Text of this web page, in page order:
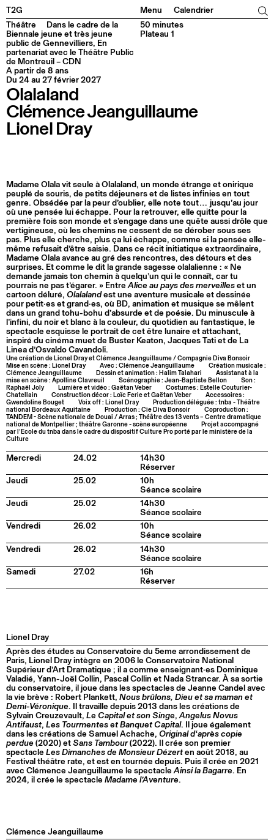
T2G Menu Calendrier
Facebook
Linkedin
Théâtre
Dans le cadre de la
Biennale jeune et très jeune
public de Gennevilliers, En
partenariat avec le Théâtre Public
de Montreuil – CDN
A partir de 8 ans
Du 24 au 27 février 2027
50 minutes
Plateau 1
Olalaland
Clémence Jeanguillaume
Lionel Dray
Madame Olala vit seule à Olalaland, un monde étrange et onirique
peuplé de souris, de petits déjeuners et de listes infinies en tout
genre. Obsédée par la peur d’oublier, elle note tout… jusqu’au jour
où une pensée lui échappe. Pour la retrouver, elle quitte pour la
première fois son monde et s’engage dans une quête aussi drôle que
vertigineuse, où les chemins ne cessent de se dérober sous ses
pas. Plus elle cherche, plus ça lui échappe, comme si la pensée elle-
même refusait d’être saisie. Dans ce récit initiatique extraordinaire,
Madame Olala avance au gré des rencontres, des détours et des
surprises. Et comme le dit la grande sagesse olalalienne : « Ne
demande jamais ton chemin à quelqu’un qui le connaît, car tu
pourrais ne pas t’égarer. » EntreAlice au pays des merveilles et un
cartoon déluré, Olalalandest une aventure musicale et dessinée
pour petit·es et grand·es, où BD, animation et musique se mêlent
dans un grand tohu-bohu d’absurde et de poésie. Du minuscule à
l’infini, du noir et blanc à la couleur, du quotidien au fantastique, le
spectacle esquisse le portrait de cet être lunaire et attachant,
inspiré du cinéma muet de Buster Keaton, Jacques Tati et de La
Linea d’Osvaldo Cavandoli.
Une création de Lionel Dray et Clémence Jeanguillaume / Compagnie Diva Bonsoir
Mise en scène : Lionel Dray
Avec : Clémence Jeanguillaume
Création musicale :
Clémence Jeanguillaume
Dessin et animation : Halim Talahari
Assistanat à la
mise en scène : Apolline Clavreuil
Scénographie : Jean-Baptiste Bellon
Son :
Raphaël Joly
Lumière et vidéo : Gaëtan Veber
Costumes : Estelle Couturier-
Chatellain
Construction décor : Loïc Ferie et Gaëtan Veber
Accessoires :
Gwendoline Bouget
Voix off : Lionel Dray
Production déléguée : tnba - Théâtre
national Bordeaux Aquitaine
Production : Cie Diva Bonsoir
Coproduction :
TANDEM - Scène nationale de Douai / Arras ; Théâtre des 13 vents – Centre dramatique
national de Montpellier ; théâtre Garonne - scène européenne
Projet accompagné
par l’Ecole du tnba dans le cadre du dispositif Culture Pro porté par le ministère de la
Culture
Mercredi 24.02
14h30
Réserver
Jeudi
25.02
10h
Séance scolaire
Jeudi
25.02
14h30
Séance scolaire
Vendredi
26.02
10h
Séance scolaire
Vendredi
26.02
14h30
Séance scolaire
Samedi
27.02
16h
Réserver
Lionel Dray
Après des études au Conservatoire du 5eme arrondissement de
Paris, Lionel Dray intègre en 2006 le Conservatoire National
Supérieur d’Art Dramatique ; il a comme enseignant·es Dominique
Valadié, Yann-Joël Collin, Pascal Collin et Nada Strancar. À sa sortie
du conservatoire, il joue dans les spectacles de Jeanne Candel avec
la vie brève : Robert Plankett, Nous brûlons, Dieu et sa maman et
Demi-Véronique. Il travaille depuis 2013 dans les créations de
Sylvain Creuzevault, Le Capital et son Singe, Angelus Novus
Antifaust, Les Tourmentes et Banquet Capital. Il joue également
dans les créations de Samuel Achache, Original d‘après copie
perdue (2020) et Sans Tambour(2022). Il crée son premier
spectacle Les Dimanches de Monsieur Dézert en août 2018, au
Festival théâtre rate, et est en tournée depuis. Puis il crée en 2021
avec Clémence Jeanguillaume le spectacle Ainsi la Bagarre. En
2024, il crée le spectacle Madame l’Aventure.
Clémence Jeanguillaume